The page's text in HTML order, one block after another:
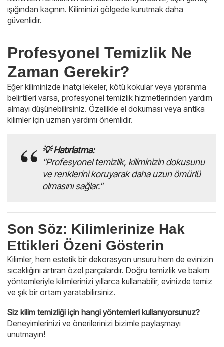
ışığından kaçının. Kiliminizi gölgede kurutmak daha
güvenlidir.
Profesyonel Temizlik Ne
Zaman Gerekir?
Eğer kiliminizde inatçı lekeler, kötü kokular veya yıpranma
belirtileri varsa, profesyonel temizlik hizmetlerinden yardım
almayı düşünebilirsiniz. Özellikle el dokuması veya antika
kilimler için uzman yardımı önemlidir.
💡 Hatırlatma:
"Profesyonel temizlik, kiliminizin dokusunu
ve renklerini koruyarak daha uzun ömürlü
olmasını sağlar."
Son Söz: Kilimlerinize Hak
Ettikleri Özeni Gösterin
Kilimler, hem estetik bir dekorasyon unsuru hem de evinizin
sıcaklığını artıran özel parçalardır. Doğru temizlik ve bakım
yöntemleriyle kilimlerinizi yıllarca kullanabilir, evinizde temiz
ve şık bir ortam yaratabilirsiniz.
Siz kilim temizliği için hangi yöntemleri kullanıyorsunuz?
Deneyimlerinizi ve önerilerinizi bizimle paylaşmayı
unutmayın!